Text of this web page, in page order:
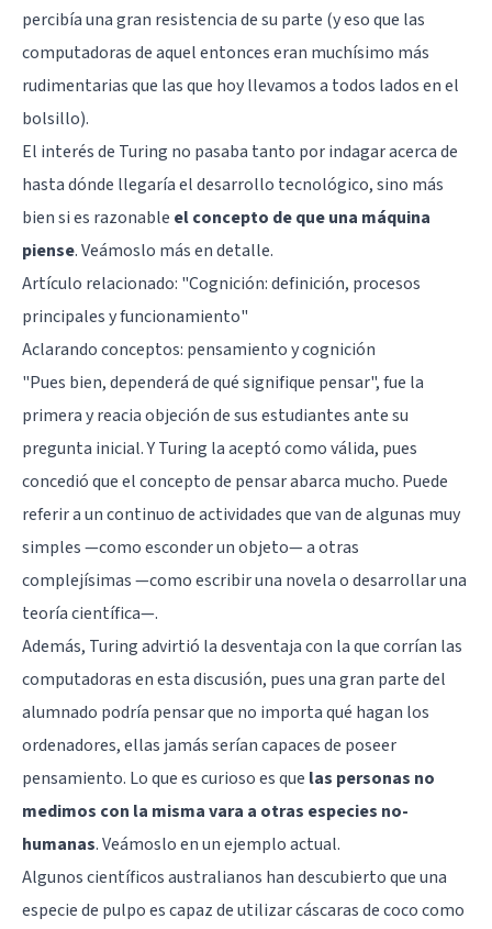
percibía una gran resistencia de su parte (y eso que las
computadoras de aquel entonces eran muchísimo más
rudimentarias que las que hoy llevamos a todos lados en el
bolsillo).
El interés de Turing no pasaba tanto por indagar acerca de
hasta dónde llegaría el desarrollo tecnológico, sino más
bien si es razonable el concepto de que una máquina
piense. Veámoslo más en detalle.
Artículo relacionado: "Cognición: definición, procesos
principales y funcionamiento"
Aclarando conceptos: pensamiento y cognición
"Pues bien, dependerá de qué signifique pensar", fue la
primera y reacia objeción de sus estudiantes ante su
pregunta inicial. Y Turing la aceptó como válida, pues
concedió que el concepto de pensar abarca mucho. Puede
referir a un continuo de actividades que van de algunas muy
simples —como esconder un objeto— a otras
complejísimas —como escribir una novela o desarrollar una
teoría científica—.
Además, Turing advirtió la desventaja con la que corrían las
computadoras en esta discusión, pues una gran parte del
alumnado podría pensar que no importa qué hagan los
ordenadores, ellas jamás serían capaces de poseer
pensamiento. Lo que es curioso es que las personas no
medimos con la misma vara a otras especies no-
humanas. Veámoslo en un ejemplo actual.
Algunos científicos australianos han descubierto que una
especie de pulpo es capaz de utilizar cáscaras de coco como